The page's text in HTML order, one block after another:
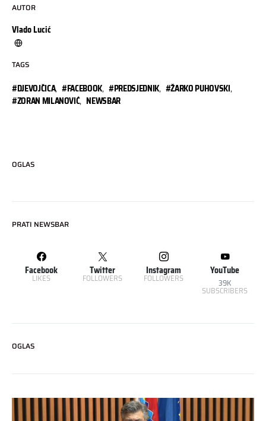
AUTOR
Vlado Lucić
TAGS
#DJEVOJČICA, #FACEBOOK, #PREDSJEDNIK, #ŽARKO PUHOVSKI,
#ZORAN MILANOVIĆ, NEWSBAR
OGLAS
PRATI NEWSBAR
Facebook
LIKES
Twitter
FOLLOWERS
Instagram
FOLLOWERS
YouTube
39K
SUBSCRIBERS
OGLAS